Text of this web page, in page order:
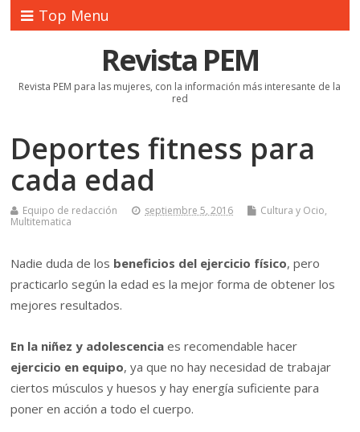
Top Menu
Revista PEM
Revista PEM para las mujeres, con la información más interesante de la
red
Deportes fitness para
cada edad
Equipo de redacción septiembre 5, 2016 Cultura y Ocio,
Multitematica
Nadie duda de los beneficios del ejercicio físico, pero
practicarlo según la edad es la mejor forma de obtener los
mejores resultados.
En la niñez y adolescencia es recomendable hacer
ejercicio en equipo, ya que no hay necesidad de trabajar
ciertos músculos y huesos y hay energía suficiente para
poner en acción a todo el cuerpo.